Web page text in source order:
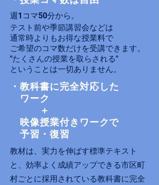
週1コマ50分から。
テスト前や季節講習会などは
​通常時よりもお得な授業料で
ご希望のコマ数だけを受講できます。
"たくさんの授業を取らされる"
​ということは一切ありません。
・教科書に完全対応した
ワーク
＋
映像授業付きワークで​
予習・復習
教材は、実力を伸ばす標準テキスト
と、効率よく成績アップできる市区町
村ごとに採用されている教科書に完全